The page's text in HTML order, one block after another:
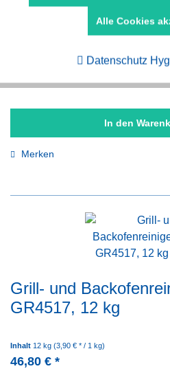
Lenolin SR4503, 12 kg
In den
Merken
Grill- und
GR4517, 12 kg
Inhalt 12 kg (3,90 € * / 1 kg)
46,80 € *
Alle Cookies
Datenschutz